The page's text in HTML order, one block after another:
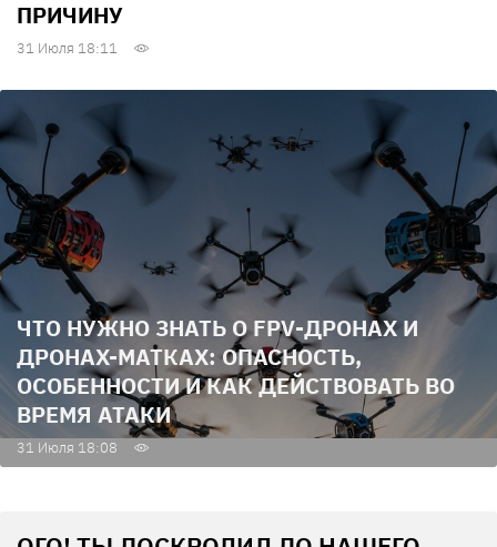
ПРИЧИНУ
31 Июля 18:11
ЧТО НУЖНО ЗНАТЬ О FPV-ДРОНАХ И
ДРОНАХ-МАТКАХ: ОПАСНОСТЬ,
ОСОБЕННОСТИ И КАК ДЕЙСТВОВАТЬ ВО
ВРЕМЯ АТАКИ
31 Июля 18:08